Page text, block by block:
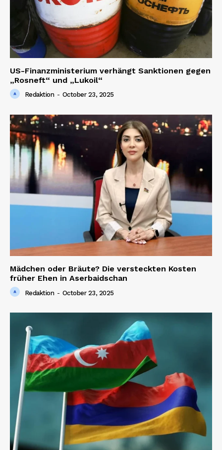
SUBSCRIBE NOW
Company
US-Finanzministerium verhängt Sanktionen gegen
„Rosneft“ und „Lukoil“
Redaktion - October 23, 2025
Mädchen oder Bräute? Die versteckten Kosten
früher Ehen in Aserbaidschan
Redaktion - October 23, 2025